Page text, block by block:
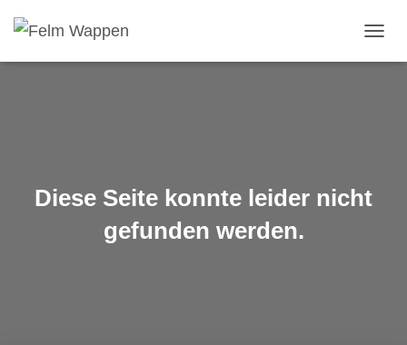
Diese Seite konnte leider nicht
gefunden werden.